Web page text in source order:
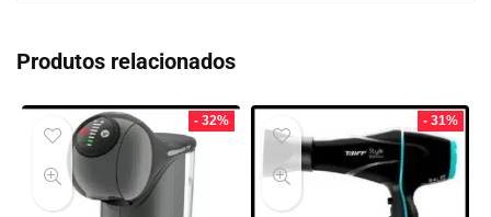
Produtos relacionados
- 32% - 31%